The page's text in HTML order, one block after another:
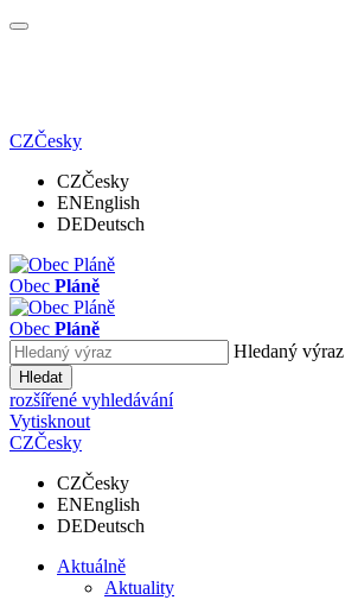
CZČesky
CZČesky
ENEnglish
DEDeutsch
Obec Pláně
Obec Pláně
Hledaný výraz
Hledat
rozšířené vyhledávání
Vytisknout
CZČesky
CZČesky
ENEnglish
DEDeutsch
Aktuálně
Aktuality